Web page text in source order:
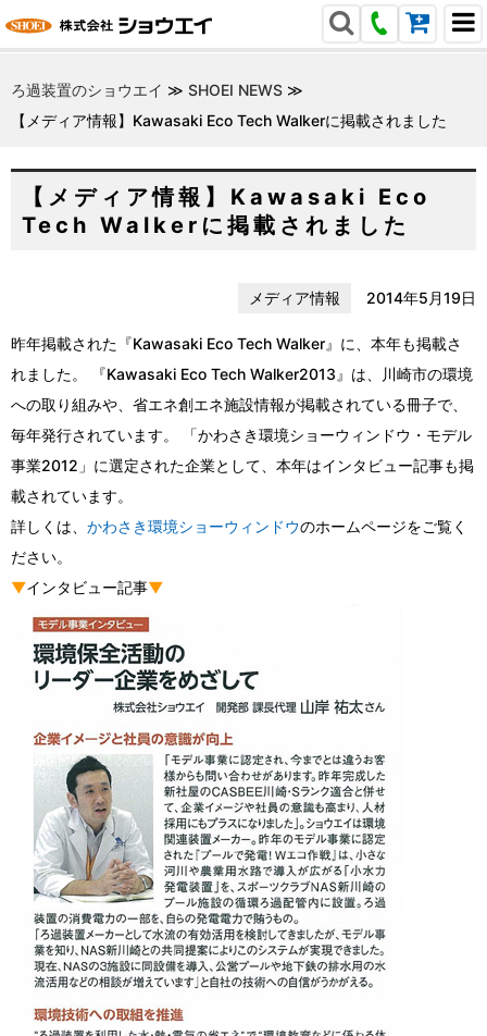
ろ過装置のショウエイ ≫ SHOEI NEWS ≫
【メディア情報】Kawasaki Eco Tech Walkerに掲載されました
【メディア情報】Kawasaki Eco
Tech Walkerに掲載されました
メディア情報 2014年5月19日
昨年掲載された『Kawasaki Eco Tech Walker』に、本年も掲載さ
れました。 『Kawasaki Eco Tech Walker2013』は、川崎市の環境
への取り組みや、省エネ創エネ施設情報が掲載されている冊子で、
毎年発行されています。 「かわさき環境ショーウィンドウ・モデル
事業2012」に選定された企業として、本年はインタビュー記事も掲
載されています。
詳しくは、 かわさき環境ショーウィンドウのホームページをご覧く
ださい。
▼インタビュー記事▼